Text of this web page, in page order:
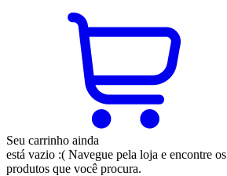
Seu carrinho ainda
está vazio :( Navegue pela loja e encontre os
produtos que você procura.